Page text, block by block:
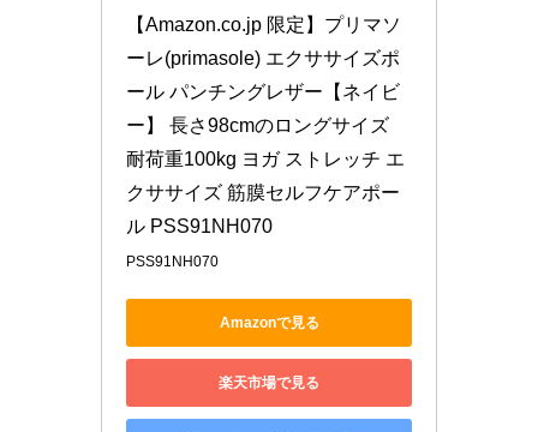
【Amazon.co.jp 限定】プリマソ
ーレ(primasole) エクササイズポ
ール パンチングレザー【ネイビ
ー】 長さ98cmのロングサイズ
耐荷重100kg ヨガ ストレッチ エ
クササイズ 筋膜セルフケアポー
ル PSS91NH070
PSS91NH070
Amazonで見る
楽天市場で見る